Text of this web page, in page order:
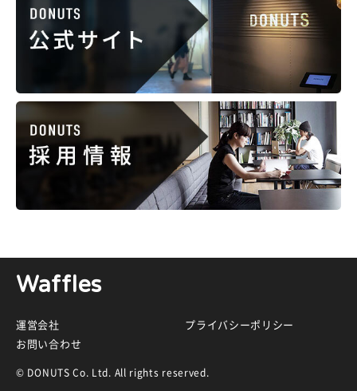
Waffles
運営会社
プライバシーポリシー
お問い合わせ
© DONUTS Co. Ltd. All rights reserved.